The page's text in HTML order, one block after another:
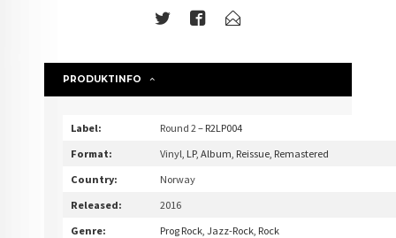
PRODUKTINFO
Label: Round 2 – R2LP004
Format:
Vinyl , LP, Album, Reissue, Remastered
Country:
Norway
Released:
2016
Genre:
Prog Rock, Jazz-Rock, Rock